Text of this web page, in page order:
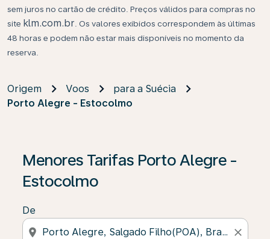
sem juros no cartão de crédito. Preços válidos para compras no
site klm.com.br . Os valores exibidos correspondem às últimas
48 horas e podem não estar mais disponíveis no momento da
reserva.
Origem Voos
para a Suécia
Porto Alegre - Estocolmo
Menores Tarifas Porto Alegre -
Estocolmo
De
location_on close
Se não forem encontrados resultados, clique em